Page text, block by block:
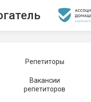
Репетиторы
Вакансии
репетиторов